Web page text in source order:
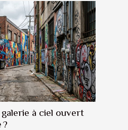
galerie à ciel ouvert
?